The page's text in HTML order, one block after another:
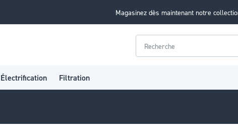
Magasinez dès maintenant notre
Rechercher
Électrification Filtration